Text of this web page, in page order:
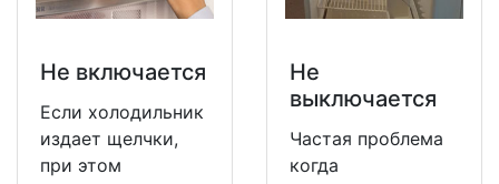
Не включается
Если холодильник
издает щелчки,
при этом
Не
выключается
Частая проблема
когда